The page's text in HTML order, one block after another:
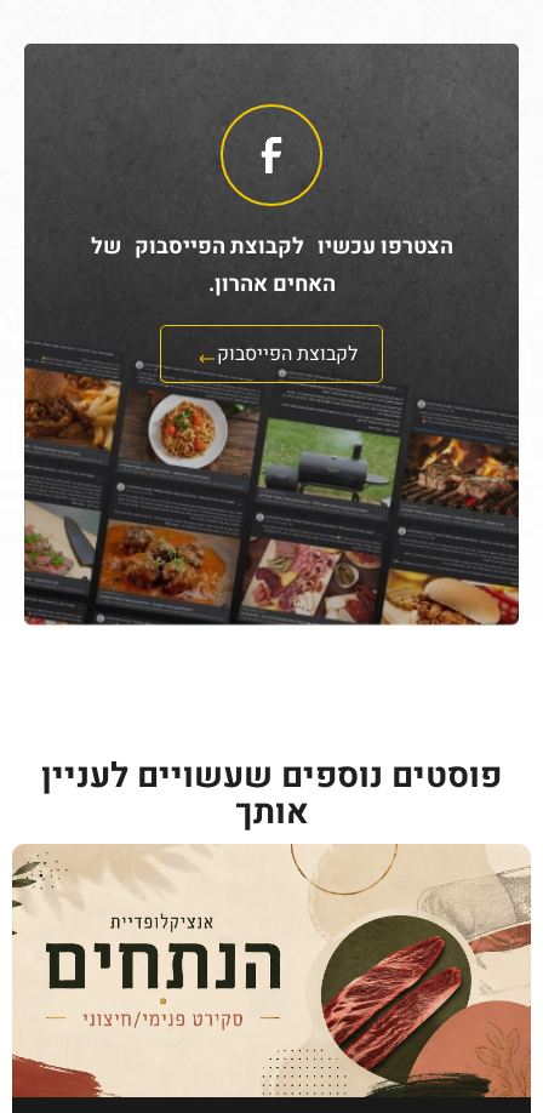
הצטרפו עכשיו לקבוצת הפייסבוק של
האחים אהרון.
לקבוצת הפייסבוק
פוסטים נוספים שעשויים לעניין
אותך